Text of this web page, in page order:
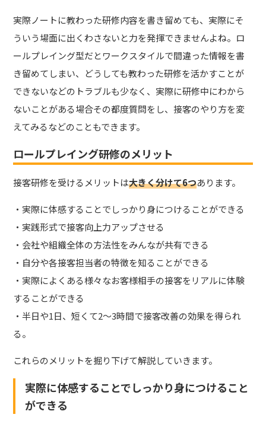
実際ノートに教わった研修内容を書き留めても、実際にそ
ういう場面に出くわさないと力を発揮できませんよね。ロ
ールプレイング型だとワークスタイルで間違った情報を書
き留めてしまい、どうしても教わった研修を活かすことが
できないなどのトラブルも少なく、実際に研修中にわから
ないことがある場合その都度質問をし、接客のやり方を変
えてみるなどのこともできます。
ロールプレイング研修のメリット
接客研修を受けるメリットは大きく分けて6つあります。
・実際に体感することでしっかり身につけることができる
・実践形式で接客向上力アップさせる
・会社や組織全体の方法性をみんなが共有できる
・自分や各接客担当者の特徴を知ることができる
・実際によくある様々なお客様相手の接客をリアルに体験
することができる
・半日や1日、短くて2～3時間で接客改善の効果を得られ
る。
これらのメリットを掘り下げて解説していきます。
実際に体感することでしっかり身につけること
ができる